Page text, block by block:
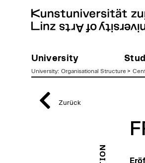
University
University: Organisational Structure >
Zurück